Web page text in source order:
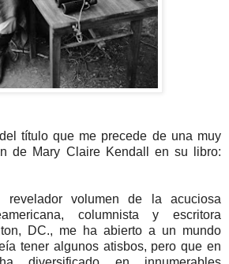
título que me precede de una muy
de Mary Claire Kendall en su libro:
volumen de la acuciosa
columnista y escritora
DC., me ha abierto a un mundo
tener algunos atisbos, pero que en